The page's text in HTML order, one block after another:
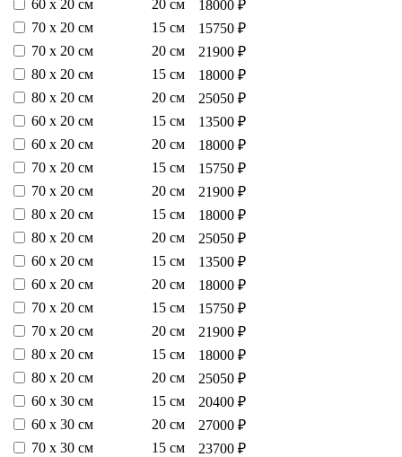
60 х 20 см 20 см
18000 ₽
70 х 20 см
15 см
15750 ₽
70 х 20 см
20 см
21900 ₽
80 х 20 см
15 см
18000 ₽
80 х 20 см
20 см
25050 ₽
60 х 20 см
15 см
13500 ₽
60 х 20 см
20 см
18000 ₽
70 х 20 см
15 см
15750 ₽
70 х 20 см
20 см
21900 ₽
80 х 20 см
15 см
18000 ₽
80 х 20 см
20 см
25050 ₽
60 х 20 см
15 см
13500 ₽
60 х 20 см
20 см
18000 ₽
70 х 20 см
15 см
15750 ₽
70 х 20 см
20 см
21900 ₽
80 х 20 см
15 см
18000 ₽
80 х 20 см
20 см
25050 ₽
60 х 30 см
15 см
20400 ₽
60 х 30 см
20 см
27000 ₽
70 х 30 см
15 см
23700 ₽